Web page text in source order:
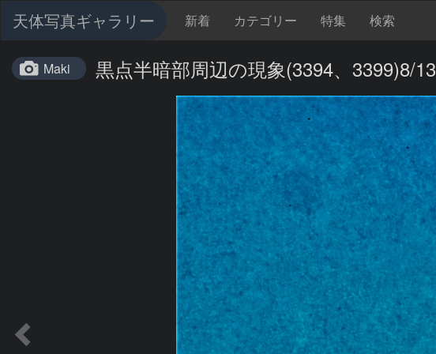
天体写真ギャラリー 新着 カテゴリー 特集 検索
Maki 黒点半暗部周辺の現象(3394、3399)8/13